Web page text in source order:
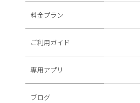
料金プラン
ご利用ガイド
専用アプリ
ブログ